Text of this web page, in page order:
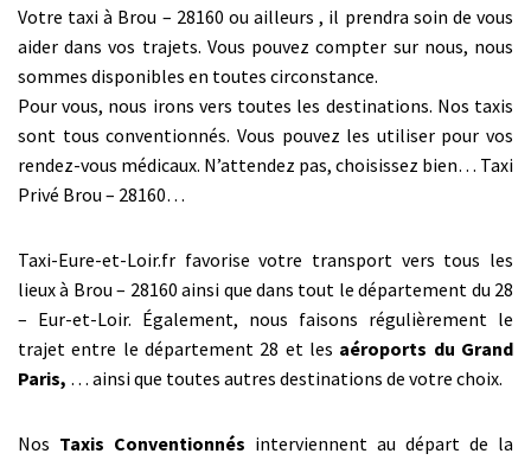
Votre taxi à Brou – 28160 ou ailleurs , il prendra soin de vous
aider dans vos trajets. Vous pouvez compter sur nous, nous
sommes disponibles en toutes circonstance.
Pour vous, nous irons vers toutes les destinations. Nos taxis
sont tous conventionnés. Vous pouvez les utiliser pour vos
rendez-vous médicaux. N’attendez pas, choisissez bien… Taxi
Privé Brou – 28160…
Taxi-Eure-et-Loir.fr favorise votre transport vers tous les
lieux à Brou – 28160 ainsi que dans tout le département du 28
– Eur-et-Loir. Également, nous faisons régulièrement le
trajet entre le département 28 et les aéroports du Grand
Paris, … ainsi que toutes autres destinations de votre choix.
Nos Taxis Conventionnés interviennent au départ de la